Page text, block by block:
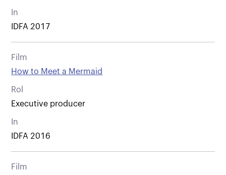
In
IDFA 2017
Film
How to Meet a Mermaid
Rol
Executive producer
In
IDFA 2016
Film